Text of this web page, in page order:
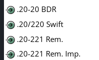
.20-20 BDR
.20/220 Swift
.20-221 Rem.
.20-221 Rem. Imp.